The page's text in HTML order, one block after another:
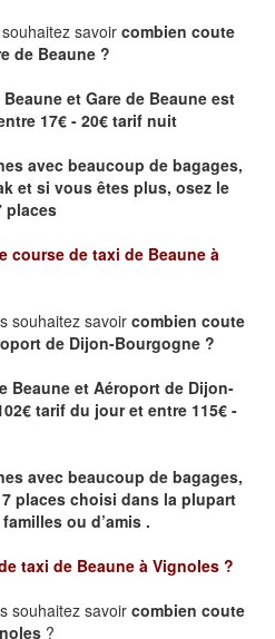
savoir combien coute
de Beaune ?
et Gare de Beaune est
17€ - 20€ tarif nuit
avec beaucoup de bagages,
et si vous êtes plus, osez le
places
course de taxi de Beaune à
souhaitez savoir combien coute
de Dijon-Bourgogne ?
Beaune et Aéroport de Dijon-
tarif du jour et entre 115€ -
avec beaucoup de bagages,
places choisi dans la plupart
ou d’amis .
taxi de Beaune à Vignoles ?
souhaitez savoir combien coute
?